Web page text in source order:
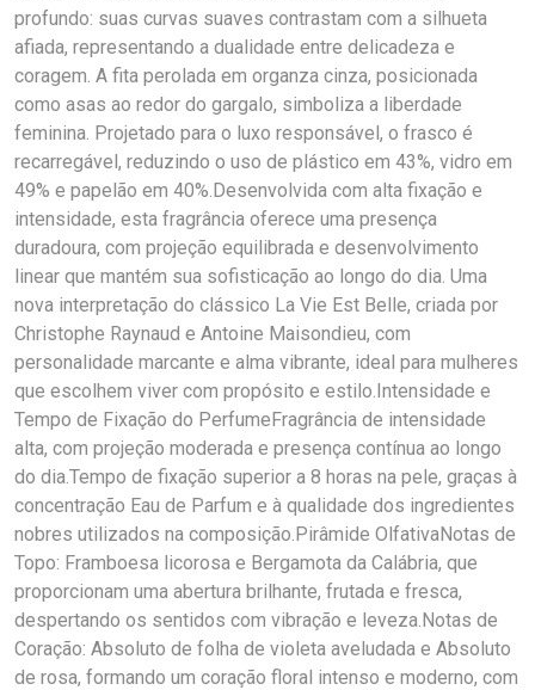
profundo: suas curvas suaves contrastam com a silhueta
afiada, representando a dualidade entre delicadeza e
coragem. A fita perolada em organza cinza, posicionada
como asas ao redor do gargalo, simboliza a liberdade
feminina. Projetado para o luxo responsável, o frasco é
recarregável, reduzindo o uso de plástico em 43%, vidro em
49% e papelão em 40%.Desenvolvida com alta fixação e
intensidade, esta fragrância oferece uma presença
duradoura, com projeção equilibrada e desenvolvimento
linear que mantém sua sofisticação ao longo do dia. Uma
nova interpretação do clássico La Vie Est Belle, criada por
Christophe Raynaud e Antoine Maisondieu, com
personalidade marcante e alma vibrante, ideal para mulheres
que escolhem viver com propósito e estilo.Intensidade e
Tempo de Fixação do PerfumeFragrância de intensidade
alta, com projeção moderada e presença contínua ao longo
do dia.Tempo de fixação superior a 8 horas na pele, graças à
concentração Eau de Parfum e à qualidade dos ingredientes
nobres utilizados na composição.Pirâmide OlfativaNotas de
Topo: Framboesa licorosa e Bergamota da Calábria, que
proporcionam uma abertura brilhante, frutada e fresca,
despertando os sentidos com vibração e leveza.Notas de
Coração: Absoluto de folha de violeta aveludada e Absoluto
de rosa, formando um coração floral intenso e moderno, com